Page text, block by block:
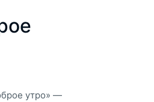
утро» —